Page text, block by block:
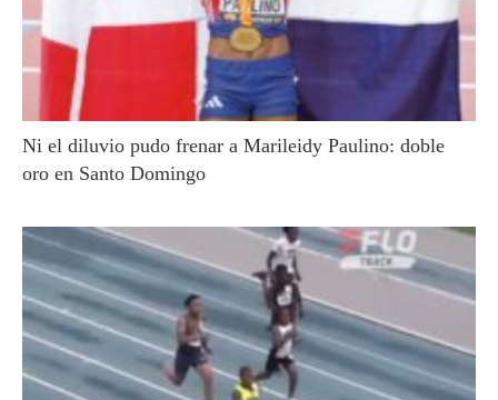
Ni el diluvio pudo frenar a Marileidy Paulino: doble
oro en Santo Domingo